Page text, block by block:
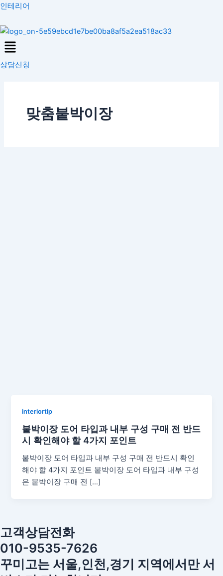
콘
츠
로
건
너
인테리어
Menu
상담신청
맞춤붙박이장
interiortip
붙박이장 도어 타입과 내부 구성 구매 전 반드
시 확인해야 할 4가지 포인트
붙박이장 도어 타입과 내부 구성 구매 전 반드시 확인
해야 할 4가지 포인트 붙박이장 도어 타입과 내부 구성
은 붙박이장 구매 전 […]
고객상담전화
010-9535-7626
꾸미고는 서울,인천,경기 지역에서만 서